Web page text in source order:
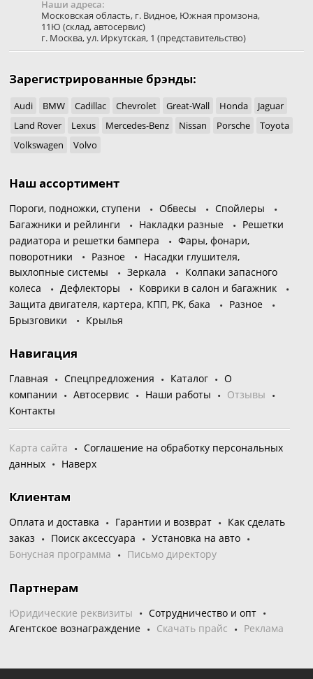
Наши адреса:
Московская область, г. Видное, Южная промзона,
11Ю (склад, автосервис)
г. Москва,ул. Иркутская, 1 (представительство)
Зарегистрированные брэнды:
Audi BMW Cadillac Chevrolet Great-Wall Honda
Jaguar
Land Rover
Lexus Mercedes-Benz Nissan Porsche
Toyota
Volkswagen
Volvo
Наш ассортимент
Пороги, подножки, ступени Обвесы
Спойлеры
Багажники и рейлинги
Накладки разные
Решетки
радиатора и решетки бампера
Фары, фонари,
поворотники
Разное
Насадки глушителя,
выхлопные системы
Зеркала
Колпаки запасного
колеса
Дефлекторы
Коврики в салон и багажник
Защита двигателя, картера, КПП, РК, бака
Разное
Брызговики
Крылья
Навигация
Главная Спецпредложения Каталог
О
компании
Автосервис Наши работы
Отзывы
Контакты
Карта сайта
Соглашение на обработку персональных
данных
Наверх
Клиентам
Оплата и доставка Гарантии и возврат
Как сделать
заказ
Поиск аксессуара
Установка на авто
Бонусная программа
Письмо директору
Партнерам
Юридические реквизиты
Сотрудничество и опт
Агентское вознаграждение
Скачать прайс Реклама